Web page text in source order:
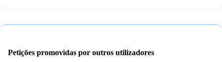
Petições promovidas por outros utilizadores